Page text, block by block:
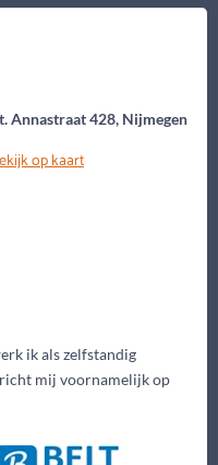
Annastraat 428, Nijmegen
op kaart
ik als zelfstandig
mij voornamelijk op